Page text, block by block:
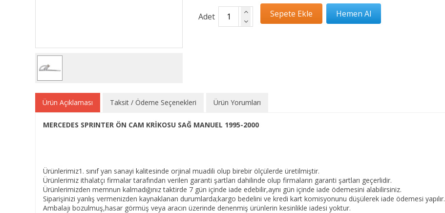
Adet
Ürün Açıklaması Taksit / Ödeme Seçenekleri Ürün Yorumları
MERCEDES SPRINTER ÖN CAM KRİKOSU SAĞ MANUEL 1995-2000
Ürünlerimiz1. sınıf yan sanayi kalitesinde orjinal muadili olup birebir ölçülerde üretilmiştir.
Ürünlerimiz ithalatçı firmalar tarafından verilen garanti şartları dahilinde olup firmaların garanti şartları geçerlidir.
Ürünlerimizden memnun kalmadığınız taktirde 7 gün içinde iade edebilir,aynı gün içinde iade ödemesini alabilirsiniz.
Siparişinizi yanlış vermenizden kaynaklanan durumlarda;kargo bedelini ve kredi kart komisyonunu düşülerek iade ödemesi yapılır.
Ambalajı bozulmuş,hasar görmüş veya aracın üzerinde denenmiş ürünlerin kesinlikle iadesi yoktur.